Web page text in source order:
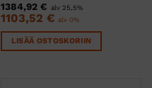
1384,92 € alv 25,5%
1103,52 € alv 0%
LISÄÄ OSTOSKORIIN